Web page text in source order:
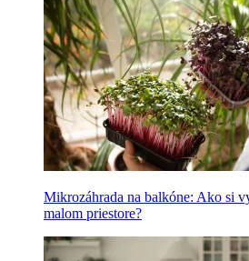
Mikrozáhrada na balkóne: Ako si
malom priestore?